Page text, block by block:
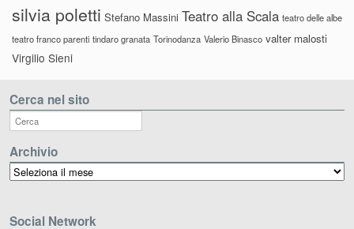
silvia poletti Stefano Massini Teatro alla Scala teatro delle albe
teatro franco parenti tindaro granata Torinodanza Valerio Binasco valter malosti
Virgilio Sieni
Cerca nel sito
Archivio
Archivio
Social Network